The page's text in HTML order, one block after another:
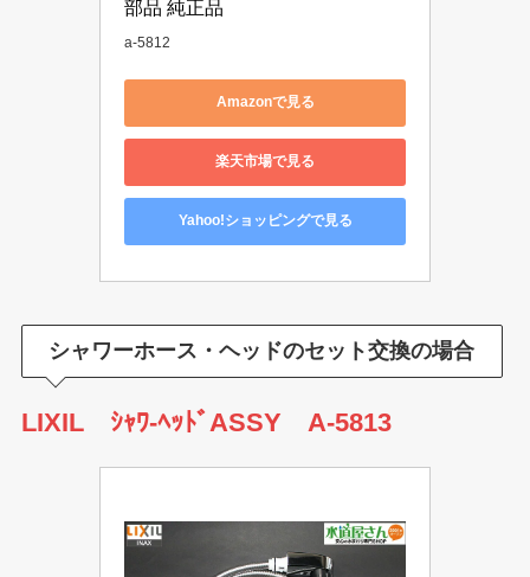
部品 純正品
a-5812
Amazonで見る
楽天市場で見る
Yahoo!ショッピングで見る
シャワーホース・ヘッドのセット交換の場合
LIXIL ｼｬﾜ-ﾍｯﾄﾞASSY A-5813